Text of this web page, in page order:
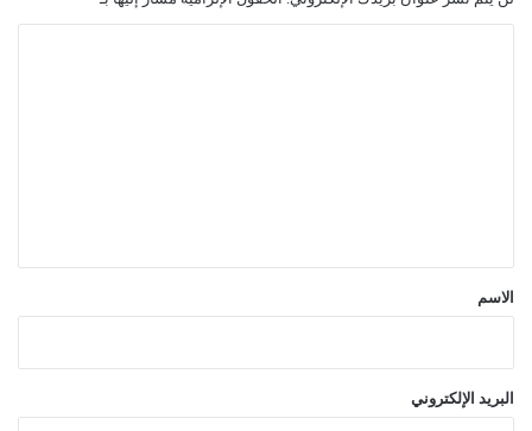
*الاسم
البريد الإلكتروني